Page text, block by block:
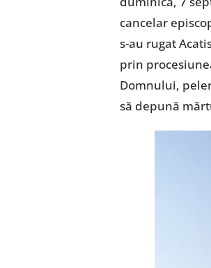
cancelar
s-au rugat
prin
Domnului,
să depună